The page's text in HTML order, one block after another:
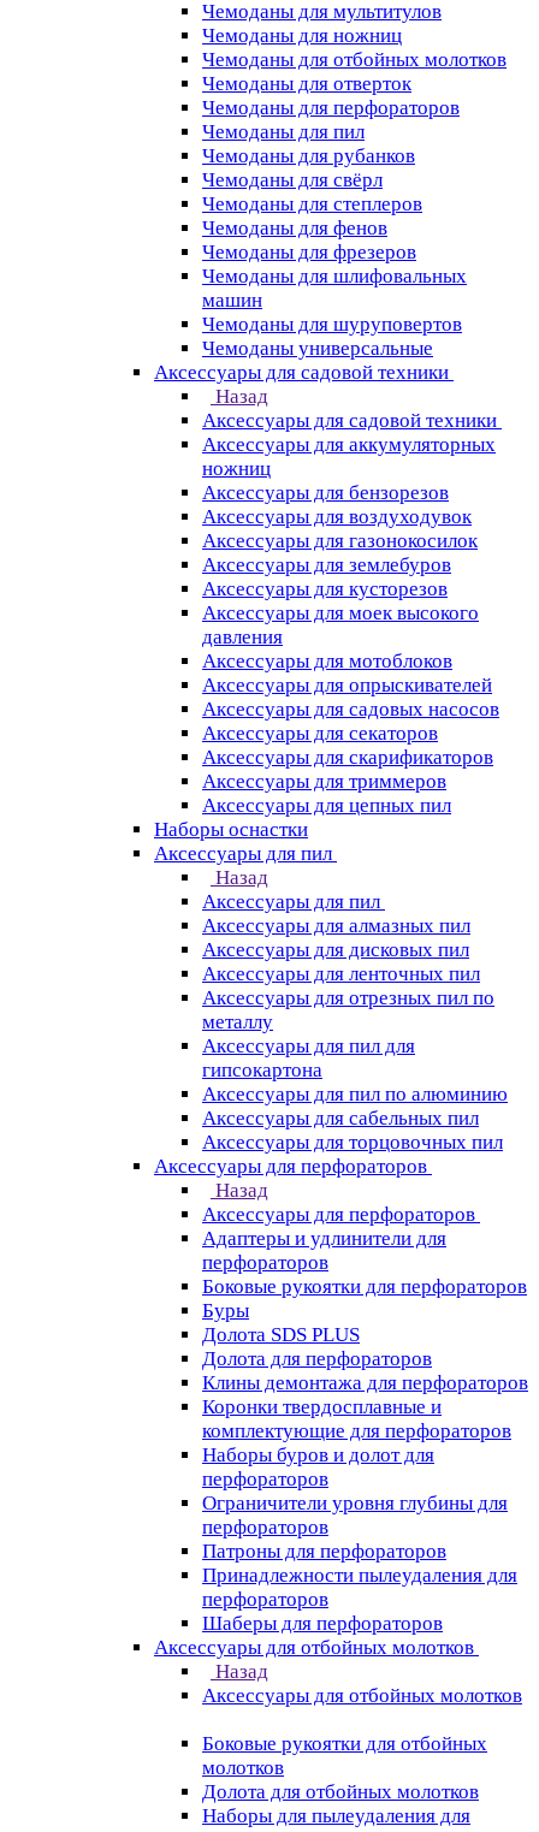
Чемоданы для мультитулов
Чемоданы для ножниц
Чемоданы для отбойных молотков
Чемоданы для отверток
Чемоданы для перфораторов
Чемоданы для пил
Чемоданы для рубанков
Чемоданы для свёрл
Чемоданы для степлеров
Чемоданы для фенов
Чемоданы для фрезеров
Чемоданы для шлифовальных
машин
Чемоданы для шуруповертов
Чемоданы универсальные
Аксессуары для садовой техники
Назад
Аксессуары для садовой техники
Аксессуары для аккумуляторных
ножниц
Аксессуары для бензорезов
Аксессуары для воздуходувок
Аксессуары для газонокосилок
Аксессуары для землебуров
Аксессуары для кусторезов
Аксессуары для моек высокого
давления
Аксессуары для мотоблоков
Аксессуары для опрыскивателей
Аксессуары для садовых насосов
Аксессуары для секаторов
Аксессуары для скарификаторов
Аксессуары для триммеров
Аксессуары для цепных пил
Наборы оснастки
Аксессуары для пил
Назад
Аксессуары для пил
Аксессуары для алмазных пил
Аксессуары для дисковых пил
Аксессуары для ленточных пил
Аксессуары для отрезных пил по
металлу
Аксессуары для пил для
гипсокартона
Аксессуары для пил по алюминию
Аксессуары для сабельных пил
Аксессуары для торцовочных пил
Аксессуары для перфораторов
Назад
Аксессуары для перфораторов
Адаптеры и удлинители для
перфораторов
Боковые рукоятки для перфораторов
Буры
Долота SDS PLUS
Долота для перфораторов
Клины демонтажа для перфораторов
Коронки твердосплавные и
комплектующие для перфораторов
Наборы буров и долот для
перфораторов
Ограничители уровня глубины для
перфораторов
Патроны для перфораторов
Принадлежности пылеудаления для
перфораторов
Шаберы для перфораторов
Аксессуары для отбойных молотков
Назад
Аксессуары для отбойных молотков
Боковые рукоятки для отбойных
молотков
Долота для отбойных молотков
Наборы для пылеудаления для